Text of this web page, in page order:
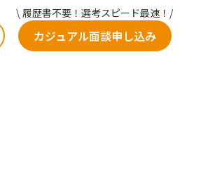
\ 履歴書不要！選考スピード最速！/
カジュアル面談申し込み